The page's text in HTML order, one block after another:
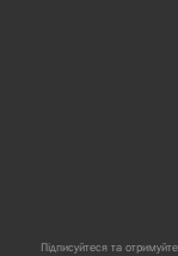
Підписуйтеся та